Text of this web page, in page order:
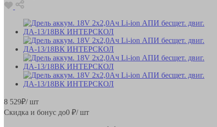
8 529₽/ шт
Скидка и бонус до0 ₽/ шт